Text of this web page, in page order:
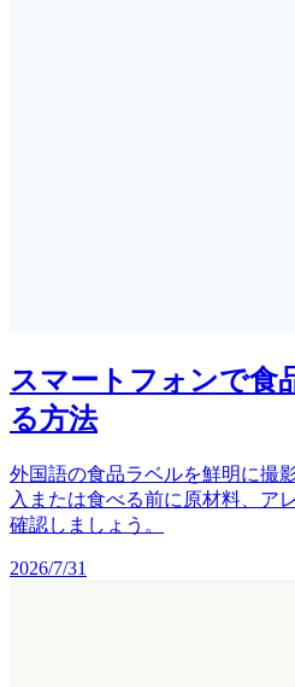
スマートフォンで食
る方法
外国語の食品ラベルを鮮明に撮
入または食べる前に原材料、ア
確認しましょう。
2026/7/31